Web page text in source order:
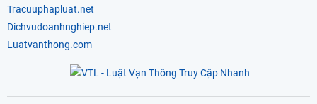
Tracuuphapluat.net
Dichvudoanhnghiep.net
Luatvanthong.com